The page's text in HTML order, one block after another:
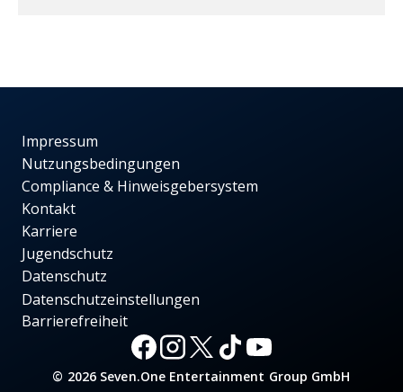
Impressum
Nutzungsbedingungen
Compliance & Hinweisgebersystem
Kontakt
Karriere
Jugendschutz
Datenschutz
Datenschutzeinstellungen
Barrierefreiheit
© 2026 Seven.One Entertainment Group GmbH